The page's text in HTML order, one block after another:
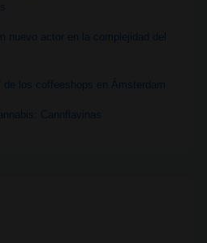
nuevo actor en la complejidad del
de los coffeeshops en Ámsterdam
Cannflavinas